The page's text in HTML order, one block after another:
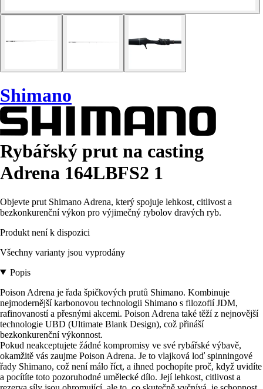
Shimano
Rybářský prut na casting
Adrena 164LBFS2 1
Objevte prut Shimano Adrena, který spojuje lehkost, citlivost a
bezkonkurenční výkon pro výjimečný rybolov dravých ryb.
Produkt není k dispozici
Všechny varianty jsou vyprodány
Popis
Poison Adrena je řada špičkových prutů Shimano. Kombinuje
nejmodernější karbonovou technologii Shimano s filozofií JDM,
rafinovaností a přesnými akcemi. Poison Adrena také těží z nejnovější
technologie UBD (Ultimate Blank Design), což přináší
bezkonkurenční výkonnost.
Pokud neakceptujete žádné kompromisy ve své rybářské výbavě,
okamžitě vás zaujme Poison Adrena. Je to vlajková loď spinningové
řady Shimano, což není málo říct, a ihned pochopíte proč, když uvidíte
a pocítíte toto pozoruhodné umělecké dílo. Její lehkost, citlivost a